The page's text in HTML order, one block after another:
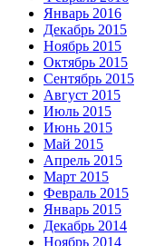
Январь 2016
Декабрь 2015
Ноябрь 2015
Октябрь 2015
Сентябрь 2015
Август 2015
Июль 2015
Июнь 2015
Май 2015
Апрель 2015
Март 2015
Февраль 2015
Январь 2015
Декабрь 2014
Ноябрь 2014